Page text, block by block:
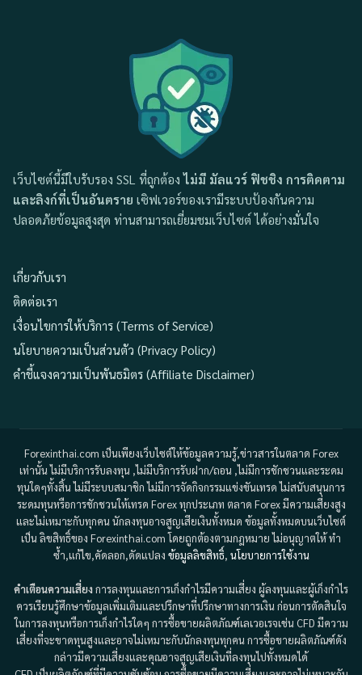
เว็บไซต์นี้มีใบรับรอง SSL ที่ถูกต้องไม่มี มัลแวร์ ฟิชชิง การติดตาม
และลิงก์ที่เป็นอันตราย เซิฟเวอร์ของเรามีระบบป้องกันความ
ปลอดภัยข้อมูลสูงสุด ท่านสามารถเยี่ยมชมเว็บไซต์ ได้อย่างมั่นใจ
เกี่ยวกับเรา
ติดต่อเรา
เงื่อนไขการให้บริการ (Terms of Service)
นโยบายความเป็นส่วนตัว (Privacy Policy)
คำชี้แจงความเป็นพันธมิตร (Affiliate Disclaimer)
Forexinthai.com เป็นเพียงเว็บไซต์ให้ข้อมูลความรู้,ข่าวสารในตลาด Forex
เท่านั้น ไม่มีบริการรับลงทุน ,ไม่มีบริการรับฝาก/ถอน ,ไม่มีการชักชวนและระดม
ทุนใดๆทั้งสิ้น ไม่มีระบบสมาชิก ไม่มีการจัดกิจกรรมแข่งขันเทรด ไม่สนับสนุนการ
ระดมทุนหรือการชักชวนให้เทรด Forex ทุกประเภท ตลาด Forex มีความเสี่ยงสูง
และไม่เหมาะกับทุกคน นักลงทุนอาจสูญเสียเงินทั้งหมด ข้อมูลทั้งหมดบนเว็บไซต์
เป็น ลิขสิทธิ์ของ Forexinthai.com โดยถูกต้องตามกฎหมาย ไม่อนุญาตให้ ทำ
ซ้ำ,แก้ไข,คัดลอก,ดัดแปลง ข้อมูลลิขสิทธิ์, นโยบายการใช้งาน
คำเตือนความเสี่ยงการลงทุนและการเก็งกำไรมีความเสี่ยง ผู้ลงทุนและผู้เก็งกำไร
ควรเรียนรู้ศึกษาข้อมูลเพิ่มเติมและปรึกษาที่ปรึกษาทางการเงิน ก่อนการตัดสินใจ
ในการลงทุนหรือการเก็งกำไรใดๆ การซื้อขายผลิตภัณฑ์เลเวอเรจเช่น CFD มีความ
เสี่ยงที่จะขาดทุนสูงและอาจไม่เหมาะกับนักลงทุนทุกคน การซื้อขายผลิตภัณฑ์ดัง
กล่าวมีความเสี่ยงและคุณอาจสูญเสียเงินที่ลงทุนไปทั้งหมดได้